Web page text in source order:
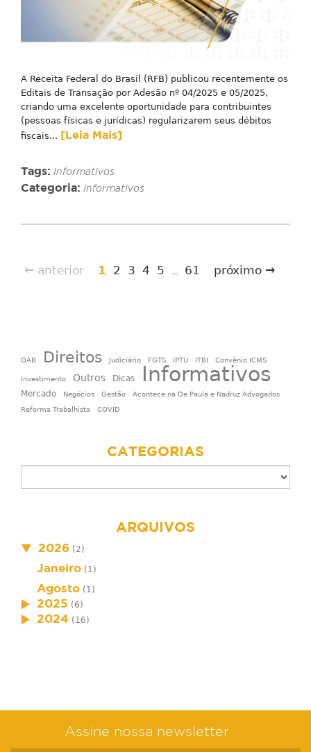
A Receita Federal do Brasil (RFB) publicou recentemente os
Editais de Transação por Adesão nº 04/2025 e 05/2025,
criando uma excelente oportunidade para contribuintes
(pessoas físicas e jurídicas) regularizarem seus débitos
fiscais... [Leia Mais]
Tags: Informativos
Categoria: Informativos
← anterior 1 2 3 4 5 ... 61 próximo →
OAB Direitos Judiciário FGTS IPTU ITBI Convênio ICMS
Investimento Outros Dicas Informativos
Mercado Negócios Gestão
Acontece na De Paula e Nadruz Advogados
Reforma Trabalhista
COVID
CATEGORIAS
ARQUIVOS
2026 (2)
Janeiro (1)
Agosto (1)
2025 (6)
2024 (16)
Assine nossa newsletter